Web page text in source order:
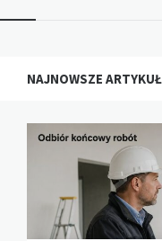
NAJNOWSZE